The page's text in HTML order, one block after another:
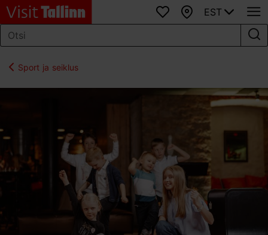
Lemmikud
Kaart
EST
Sport ja seiklus